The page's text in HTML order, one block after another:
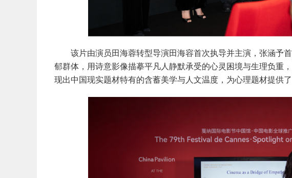
该片由演员田海蓉转型导演田海容首次执导并主演，张涵予
郁群体，用诗意影像描摹平凡人静默承受的心灵困境与生理负重
现出中国现实题材特有的含蓄美学与人文温度，为心理题材提供